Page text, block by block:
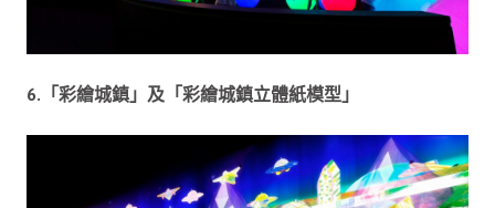
6.「彩繪城鎮」及「彩繪城鎮立體紙模型」